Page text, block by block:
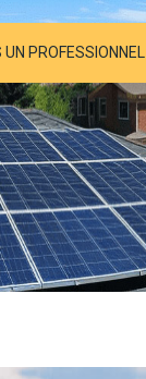
PROFESSIONNEL